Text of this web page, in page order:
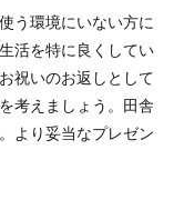
う環境にいない方に
活を特に良くしてい
祝いのお返しとして
考えましょう。田舎
より妥当なプレゼン